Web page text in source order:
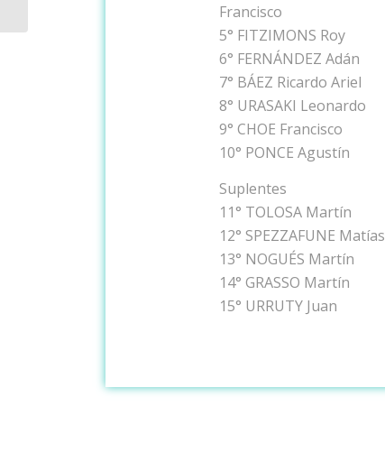
Francisco
5° FITZIMONS Roy
6° FERNÁNDEZ Adán
7° BÁEZ Ricardo Ariel
8° URASAKI Leonardo
9° CHOE Francisco
10° PONCE Agustín
Suplentes
11° TOLOSA Martín
12° SPEZZAFUNE Matías
13° NOGUÉS Martín
14° GRASSO Martín
15° URRUTY Juan